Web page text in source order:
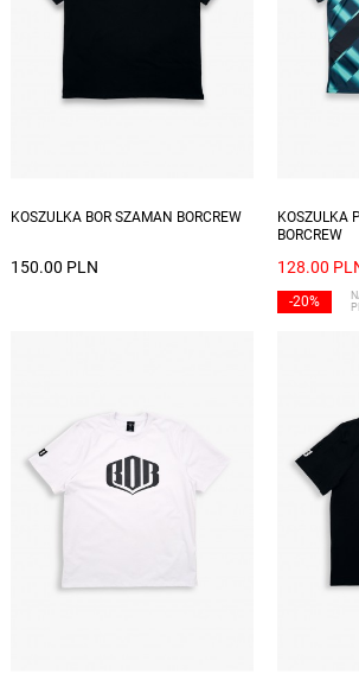
KOSZULKA BOR SZAMAN BORCREW
150.00 PLN
KOSZULKA
BORCREW
128.00
-20%